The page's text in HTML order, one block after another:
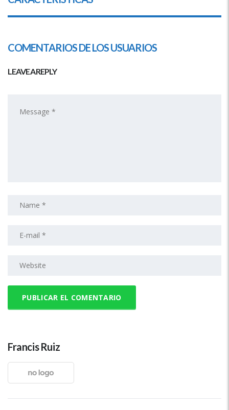
COMENTARIOS DE LOS USUARIOS
LEAVE A REPLY
Francis Ruiz